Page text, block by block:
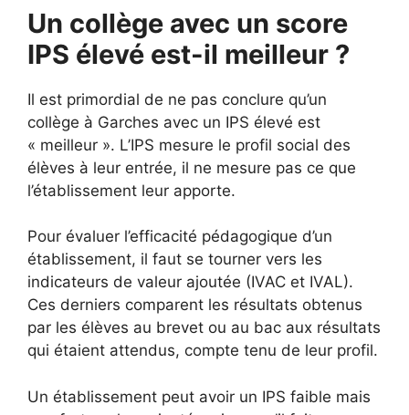
Un collège avec un score
IPS élevé est-il meilleur ?
Il est primordial de ne pas conclure qu’un
collège à Garches avec un IPS élevé est
« meilleur ». L’IPS mesure le profil social des
élèves à leur entrée, il ne mesure pas ce que
l’établissement leur apporte.
Pour évaluer l’efficacité pédagogique d’un
établissement, il faut se tourner vers les
indicateurs de valeur ajoutée (IVAC et IVAL).
Ces derniers comparent les résultats obtenus
par les élèves au brevet ou au bac aux résultats
qui étaient attendus, compte tenu de leur profil.
Un établissement peut avoir un IPS faible mais